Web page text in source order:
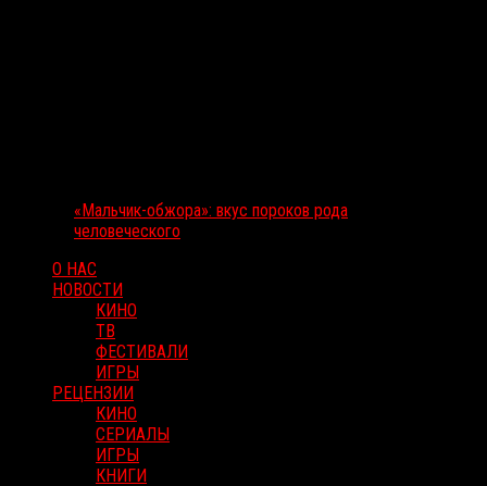
«Мальчик-обжора»: вкус пороков рода
человеческого
О НАС
НОВОСТИ
КИНО
ТВ
ФЕСТИВАЛИ
ИГРЫ
РЕЦЕНЗИИ
КИНО
СЕРИАЛЫ
ИГРЫ
КНИГИ